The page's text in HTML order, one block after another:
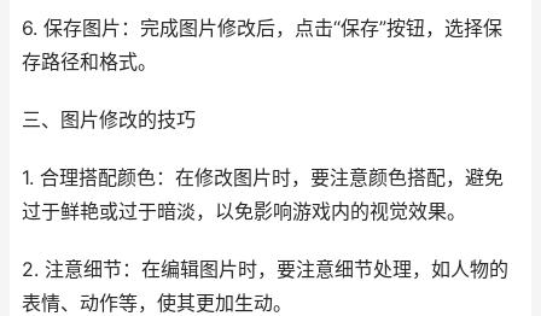
6. 保存图片：完成图片修改后，点击“保存”按钮，选择保
存路径和格式。
三、图片修改的技巧
1. 合理搭配颜色：在修改图片时，要注意颜色搭配，避免
过于鲜艳或过于暗淡，以免影响游戏内的视觉效果。
2. 注意细节：在编辑图片时，要注意细节处理，如人物的
表情、动作等，使其更加生动。